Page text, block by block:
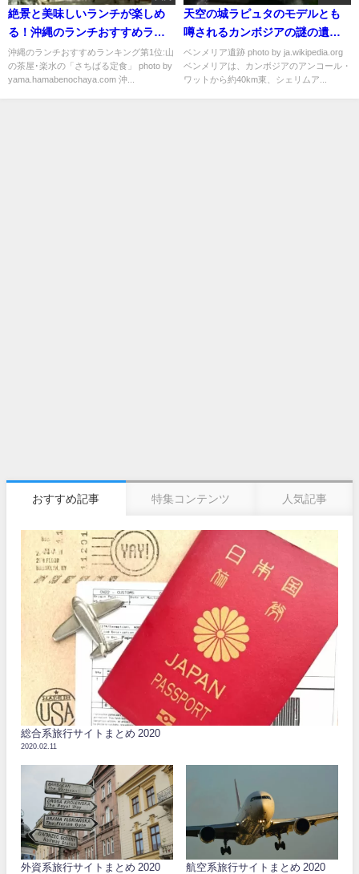
絶景と美味しいランチが楽しめ
る！沖縄のランチおすすめラン
キング
沖縄のランチおすすめランキング第1位:山
の茶屋･楽水の「さちばる定食」 photo by
yama.hamabenochaya.com 沖...
天空の城ラピュタのモデルとも
噂されるカンボジアの謎の遺跡
「ベンメリア」
ベンメリア遺跡 photo by ja.wikipedia.org
ベンメリアは、カンボジアのアンコール・
ワットから約40km東、シェリムア...
おすすめ記事 特集コンテンツ 人気記事
総合系旅行サイトまとめ 2020
2020.02.11
外資系旅行サイトまとめ 2020 航空系旅行サイトまとめ 2020